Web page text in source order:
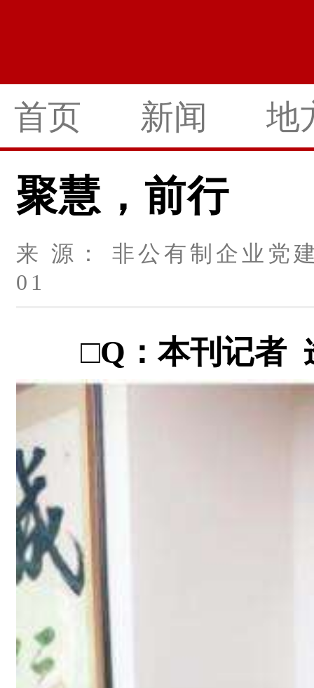
首页 新闻 地
聚慧，前行
来 源： 非公有制企业
01
□Q：本刊记者